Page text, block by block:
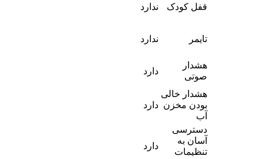
قفل کودک ندارد
تایمر ندارد
هشدار
صوتی
دارد
هشدار خالی
بودن مخزن
آب
دارد
دسترسی
آسان به
تنظیمات
دارد